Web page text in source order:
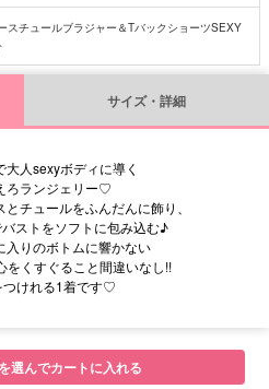
スチュールブラジャー＆TバックショーツSEXY
サイズ・詳細
大人sexyボディに導く
ろランジェリー♡
チュールをふんだんに飾り、
ストをソフトに包み込む♪
入りのボトムに響かない
をくすぐること間違いなし!!
つけれる1着です♡
選んでカートに入れる